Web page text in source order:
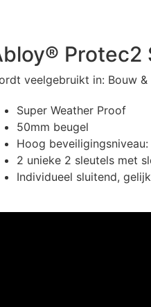
Protec2
veelgebruikt in: Bouw &
Super Weather Proof
50mm beugel
Hoog
2 unieke 2 sleutels met
Individueel sluitend,